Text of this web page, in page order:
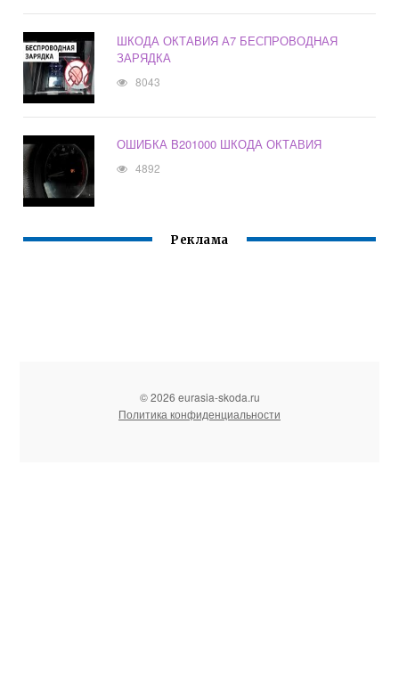
ШКОДА ОКТАВИЯ А7 БЕСПРОВОДНАЯ
ЗАРЯДКА
8043
ОШИБКА B201000 ШКОДА ОКТАВИЯ
4892
Реклама
© 2026 eurasia-skoda.ru
Политика конфиденциальности